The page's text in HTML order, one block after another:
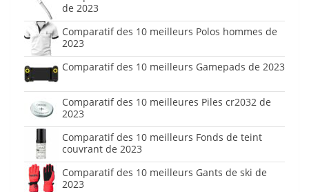
de 2023
Comparatif des 10 meilleurs Polos hommes de
2023
Comparatif des 10 meilleurs Gamepads de 2023
Comparatif des 10 meilleures Piles cr2032 de
2023
Comparatif des 10 meilleurs Fonds de teint
couvrant de 2023
Comparatif des 10 meilleurs Gants de ski de
2023